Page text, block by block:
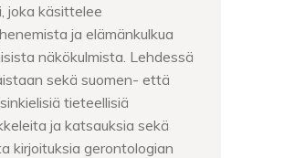
joka käsittelee
ja elämänkulkua
näkökulmista. Lehdessä
sekä suomen- että
tieteellisiä
ja katsauksia sekä
kirjoituksia gerontologian